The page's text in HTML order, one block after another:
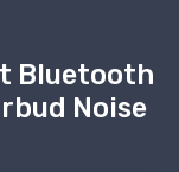
Bluetooth
Noise